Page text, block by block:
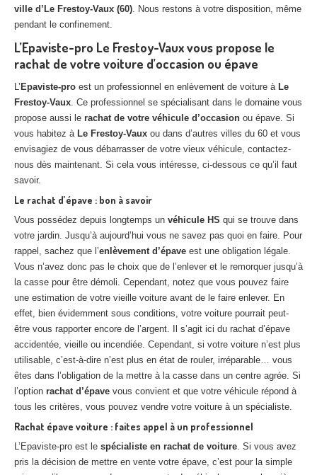
01 83 64 20 40
ville d’Le Frestoy-Vaux (60). Nous restons à votre disposition, même
pendant le confinement.
L’Epaviste-pro Le Frestoy-Vaux vous propose le
rachat de votre voiture d’occasion ou épave
L’ Epaviste-pro est un professionnel en enlèvement de voiture à Le
Frestoy-Vaux. Ce professionnel se spécialisant dans le domaine vous
propose aussi le rachat de votre véhicule d’occasion ou épave. Si
vous habitez à Le Frestoy-Vaux ou dans d’autres villes du 60 et vous
envisagiez de vous débarrasser de votre vieux véhicule, contactez-
nous dès maintenant. Si cela vous intéresse, ci-dessous ce qu’il faut
savoir.
Le rachat d’épave : bon à savoir
Vous possédez depuis longtemps un véhicule HS qui se trouve dans
votre jardin. Jusqu’à aujourd’hui vous ne savez pas quoi en faire. Pour
rappel, sachez que l’enlèvement d’épave est une obligation légale.
Vous n’avez donc pas le choix que de l’enlever et le remorquer jusqu’à
la casse pour être démoli. Cependant, notez que vous pouvez faire
une estimation de votre vieille voiture avant de le faire enlever. En
effet, bien évidemment sous conditions, votre voiture pourrait peut-
être vous rapporter encore de l’argent. Il s’agit ici du rachat d’épave
accidentée, vieille ou incendiée. Cependant, si votre voiture n’est plus
utilisable, c’est-à-dire n’est plus en état de rouler, irréparable… vous
êtes dans l’obligation de la mettre à la casse dans un centre agrée. Si
l’option rachat d’épave vous convient et que votre véhicule répond à
tous les critères, vous pouvez vendre votre voiture à un spécialiste.
Rachat épave voiture : faites appel à un professionnel
L’Epaviste-pro est le spécialiste en rachat de voiture. Si vous avez
pris la décision de mettre en vente votre épave, c’est pour la simple